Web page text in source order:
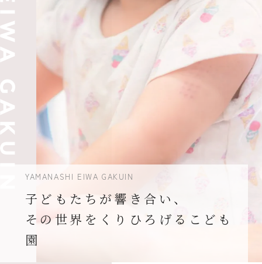
YAMANASHI EIWA GAKUIN
子どもたちが響き合い、
その世界をくりひろげるこども
園